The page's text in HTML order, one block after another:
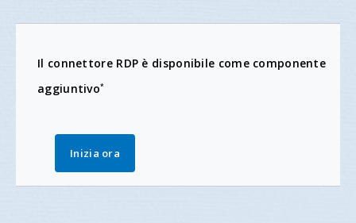
Il connettore RDP è disponibile come componente
aggiuntivo*
Inizia ora